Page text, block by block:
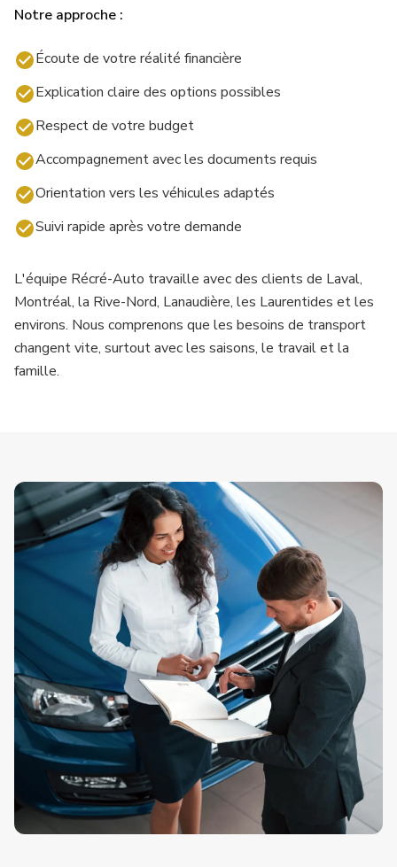
Notre approche :
Écoute de votre réalité financière
Explication claire des options possibles
Respect de votre budget
Accompagnement avec les documents requis
Orientation vers les véhicules adaptés
Suivi rapide après votre demande
L'équipe Récré-Auto travaille avec des clients de Laval,
Montréal, la Rive-Nord, Lanaudière, les Laurentides et les
environs. Nous comprenons que les besoins de transport
changent vite, surtout avec les saisons, le travail et la
famille.